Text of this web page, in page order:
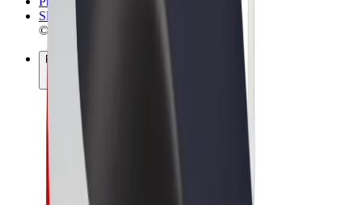
Slapukai
© 2026 Bolt Technology OÜ
Paslaugos
Kelionės
Paspirtukai
„Bolt Market“
„Bolt Food“